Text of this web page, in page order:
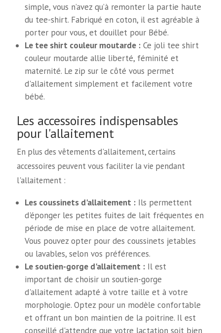
simple, vous n’avez qu’à remonter la partie haute
du tee-shirt. Fabriqué en coton, il est agréable à
porter pour vous, et douillet pour Bébé.
Le tee shirt couleur moutarde : Ce joli tee shirt
couleur moutarde allie liberté, féminité et
maternité. Le zip sur le côté vous permet
d'allaitement simplement et facilement votre
bébé.
Les accessoires indispensables
pour l'allaitement
En plus des vêtements d'allaitement, certains
accessoires peuvent vous faciliter la vie pendant
l'allaitement :
Les coussinets d'allaitement : Ils permettent
d'éponger les petites fuites de lait fréquentes en
période de mise en place de votre allaitement.
Vous pouvez opter pour des coussinets jetables
ou lavables, selon vos préférences.
Le soutien-gorge d'allaitement : Il est
important de choisir un soutien-gorge
d'allaitement adapté à votre taille et à votre
morphologie. Optez pour un modèle confortable
et offrant un bon maintien de la poitrine. Il est
conseillé d'attendre que votre lactation soit bien